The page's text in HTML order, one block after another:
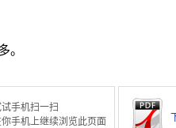
。
手机扫一扫
手机上继续浏览此页面